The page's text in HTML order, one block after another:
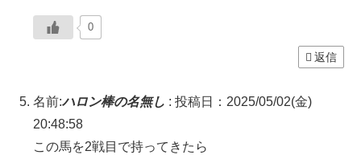
0
返信
名前:ハロン棒の名無し : 投稿日：2025/05/02(金)
20:48:58
この馬を2戦目で持ってきたら